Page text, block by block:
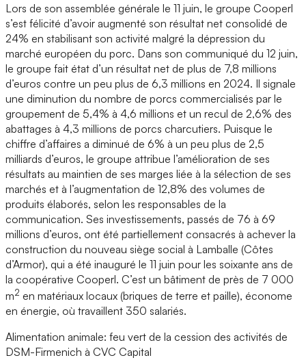
Lors de son assemblée générale le 11 juin, le groupe Cooperl
s’est félicité d’avoir augmenté son résultat net consolidé de
24% en stabilisant son activité malgré la dépression du
marché européen du porc. Dans son communiqué du 12 juin,
le groupe fait état d’un résultat net de plus de 7,8 millions
d’euros contre un peu plus de 6,3 millions en 2024. Il signale
une diminution du nombre de porcs commercialisés par le
groupement de 5,4% à 4,6 millions et un recul de 2,6% des
abattages à 4,3 millions de porcs charcutiers. Puisque le
chiffre d’affaires a diminué de 6% à un peu plus de 2,5
milliards d’euros, le groupe attribue l’amélioration de ses
résultats au maintien de ses marges liée à la sélection de ses
marchés et à l’augmentation de 12,8% des volumes de
produits élaborés, selon les responsables de la
communication. Ses investissements, passés de 76 à 69
millions d’euros, ont été partiellement consacrés à achever la
construction du nouveau siège social à Lamballe (Côtes
d’Armor), qui a été inauguré le 11 juin pour les soixante ans de
la coopérative Cooperl. C’est un bâtiment de près de 7 000
m2 en matériaux locaux (briques de terre et paille), économe
en énergie, où travaillent 350 salariés.
Alimentation animale: feu vert de la cession des activités de
DSM-Firmenich à CVC Capital